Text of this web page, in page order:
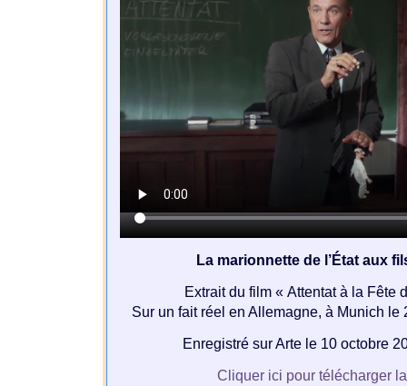
La marionnette de l’État aux
Extrait du film « Attentat à la Fête
Sur un fait réel en Allemagne, à Munich le
Enregistré sur Arte le 10 octobre
Cliquer ici pour télécharger